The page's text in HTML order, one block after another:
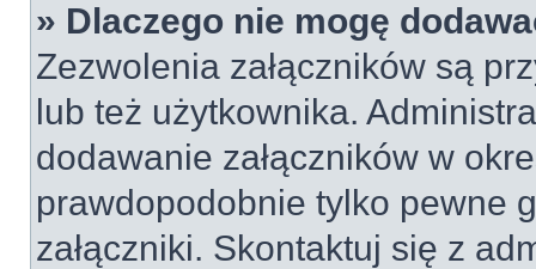
» Dlaczego nie mogę
Zezwolenia załączników są
lub też użytkownika.
dodawanie załączników w
prawdopodobnie tylko pewne
załączniki. Skontaktuj się z